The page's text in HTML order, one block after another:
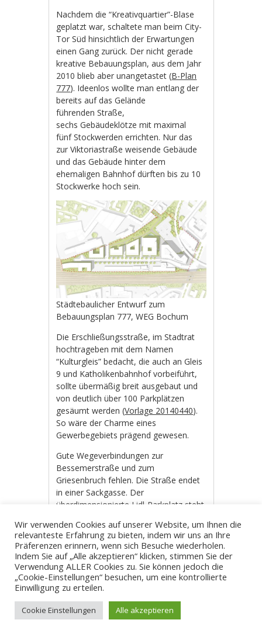
Nachdem die “Kreativquartier”-Blase
geplatzt war, schaltete man beim City-
Tor Süd hinsichtlich der Erwartungen
einen Gang zurück. Der nicht gerade
kreative Bebauungsplan, aus dem Jahr
2010 blieb aber unangetastet (B-Plan
777). Ideenlos wollte man entlang der
bereits auf das Gelände
führenden Straße,
sechs Gebäudeklötze mit maximal
fünf Stockwerden errichten. Nur das
zur Viktoriastraße weisende Gebäude
und das Gebäude hinter dem
ehemaligen Bahnhof dürften bis zu 10
Stockwerke hoch sein.
Städtebaulicher Entwurf zum
Bebauungsplan 777, WEG Bochum
Die Erschließungsstraße, im Stadtrat
hochtrageben mit dem Namen
“Kulturgleis” bedacht, die auch an Gleis
9 und Katholikenbahnhof vorbeiführt,
sollte übermäßig breit ausgebaut und
von deutlich über 100 Parkplätzen
gesäumt werden (Vorlage 20140440).
So wäre der Charme eines
Gewerbegebiets prägend gewesen.
Gute Wegeverbindungen zur
Bessemerstraße und zum
Griesenbruch fehlen. Die Straße endet
in einer Sackgasse. Der
überdimensionierte Lidl-Parkplatz steht
Fläche sichtbar im Weg. Ein baulich
attraktiver Anschluss zu einer
möglichenViktoriapromenadebzw.
zum Konrad-Adenauer-Platz wurde
nicht angedacht. Wohnen untersagt der
Bebauungsplan auf dem Gelände.
Wirklich attraktiv ist die vom
Bebauungsplan vorgeschriebene
Wir verwenden Cookies auf unserer Website, um Ihnen die
relevanteste Erfahrung zu bieten, indem wir uns an Ihre
Präferenzen erinnern, wenn sich Besuche wiederholen.
Indem Sie auf „Alle akzeptieren“ klicken, stimmen Sie der
Verwendung ALLER Cookies zu. Sie können jedoch die
„Cookie-Einstellungen“ besuchen, um eine kontrollierte
Einwilligung zu erteilen.
Cookie Einstellungen Alle akzeptieren